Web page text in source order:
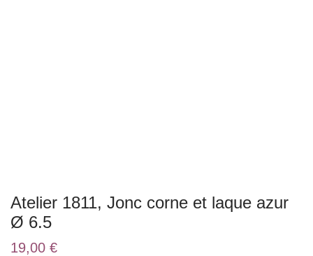
Atelier 1811, Jonc corne et laque azur
Ø 6.5
19,00 €